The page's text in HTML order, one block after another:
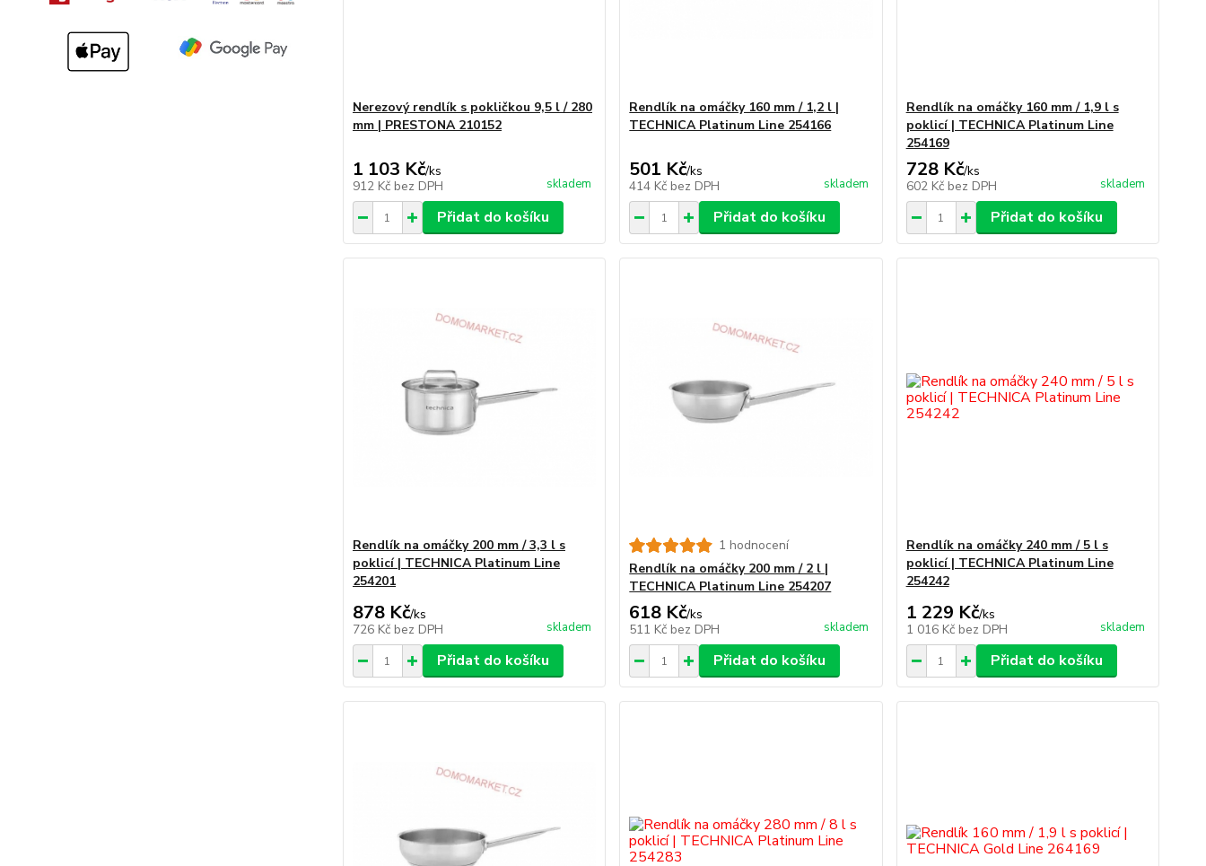
Nerezový rendlík s pokličkou 9,5 l / 280
mm | PRESTONA 210152
1 103 Kč/ks
912 Kč bez DPH skladem
Přidat do košíku
Rendlík na omáčky 160 mm / 1,2 l |
TECHNICA Platinum Line 254166
501 Kč/ks
414 Kč bez DPH skladem
Přidat do košíku
Rendlík na omáčky 160 mm / 1,9 l s
poklicí | TECHNICA Platinum Line
254169
728 Kč/ks
602 Kč bez DPH skladem
Přidat do košíku
Rendlík na omáčky 200 mm / 3,3 l s
poklicí | TECHNICA Platinum Line
254201
878 Kč/ks
726 Kč bez DPH skladem
Přidat do košíku
1 hodnocení
Rendlík na omáčky 200 mm / 2 l |
TECHNICA Platinum Line 254207
618 Kč/ks
511 Kč bez DPH skladem
Přidat do košíku
Rendlík na omáčky 240 mm / 5 l s
poklicí | TECHNICA Platinum Line
254242
1 229 Kč/ks
1 016 Kč bez DPH skladem
Přidat do košíku